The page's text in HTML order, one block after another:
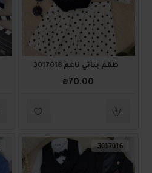
طقم بناتي ناعم 3017018
₪70.00
3017016